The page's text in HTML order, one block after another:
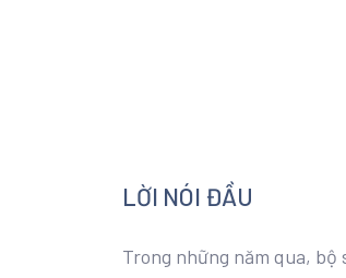
LỜI NÓI ĐẦU
Trong những năm qua, bộ